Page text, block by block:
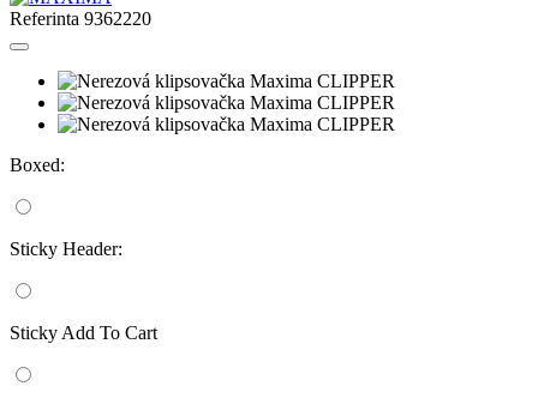
Referinta 9362220
Boxed:
Sticky Header:
Sticky Add To Cart